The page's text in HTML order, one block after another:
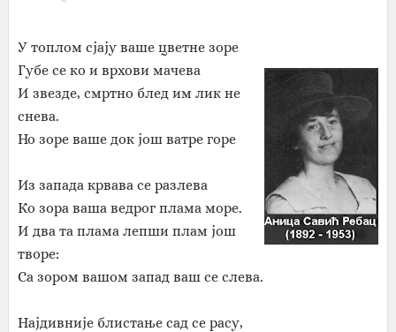
У топлом сјају ваше цветне зоре
Губе се ко и врхови мачева
И звезде, смртно блед им лик не
снева.
Но зоре ваше док још ватре горе
Из запада крвава се разлева
Ко зора ваша ведрог плама море.
И два та плама лепши плам још
творе:
Са зором вашом запад ваш се слева.
Најдивније блистање сад се расу,